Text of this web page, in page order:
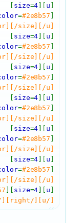
u
size=4
=
size][/u]
u
size=4
=
size][/u]
u
size=4
=
size][/u]
u
size=4
=
size][/u]
u
size=4
=
size][/u]
u
size=4
=
size][/u]
u
size=4
[/u][/right][/right]